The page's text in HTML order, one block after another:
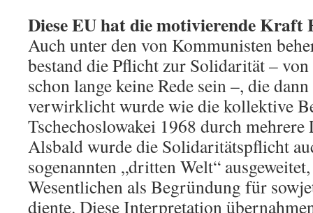
Diese EU hat die motivierende Kraft
Auch unter den von Kommunisten
bestand die Pflicht zur Solidarität –
schon lange keine Rede sein –, die
verwirklicht wurde wie die kollektive
Tschechoslowakei 1968 durch mehrere
Alsbald wurde die Solidaritätspflicht
sogenannten „dritten Welt“
Wesentlichen als Begründung für
diente. Diese Interpretation